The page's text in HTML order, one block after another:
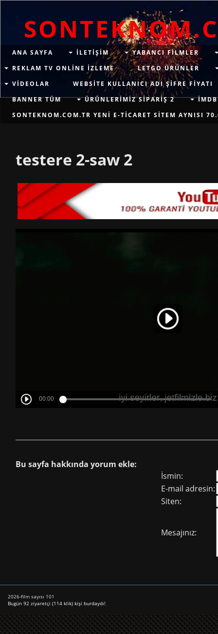
ANA SAYFA ILETIŞIM
YABANCI FILMLER
REKLAM TV ONLINE IZLEME
LETGO ÜRÜNLER
VIDEOLAR
WEBSITE KULLANICI ADI ŞIFRE FIYATI
BANNER TÜM
ÜRÜNLERIMIZ SIPARIŞ 2
SONTEKNOM.COM.TR YENI E-TICARET SITEM AYNISI
testere 2-saw 2
Bu sayfa hakkında yorum ekle:
İsmin:
E-mail adresin:
Siten:
Mesajınız:
2026-film sayısı 101
Bugün 92 ziyaretçi (114 klik) kişi burdaydı!